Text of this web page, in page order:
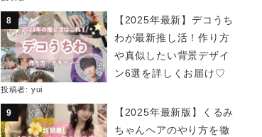
【2025年最新】デコうち
わが最新推し活！作り方
や真似したい背景デザイ
ン6選を詳しくお届け♡
投稿者: yui
【2025年最新版】くるみ
ちゃんヘアのやり方を徹